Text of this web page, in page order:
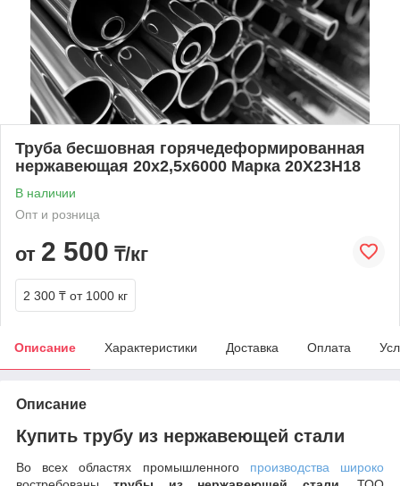
Труба бесшовная горячедеформированная
нержавеющая 20х2,5х6000 Марка 20Х23Н18
В наличии
Опт и розница
от 2 500 ₸/кг
2 300 ₸ от 1000 кг
Описание Характеристики Доставка Оплата
Описание
Купить трубу из нержавеющей стали
Во всех областях промышленногопроизводства широко